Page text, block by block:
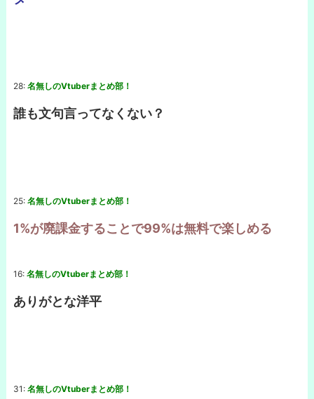
28: 名無しのVtuberまとめ部！
誰も文句言ってなくない？
25: 名無しのVtuberまとめ部！
1%が廃課金することで99%は無料で楽しめる
16: 名無しのVtuberまとめ部！
ありがとな洋平
31: 名無しのVtuberまとめ部！